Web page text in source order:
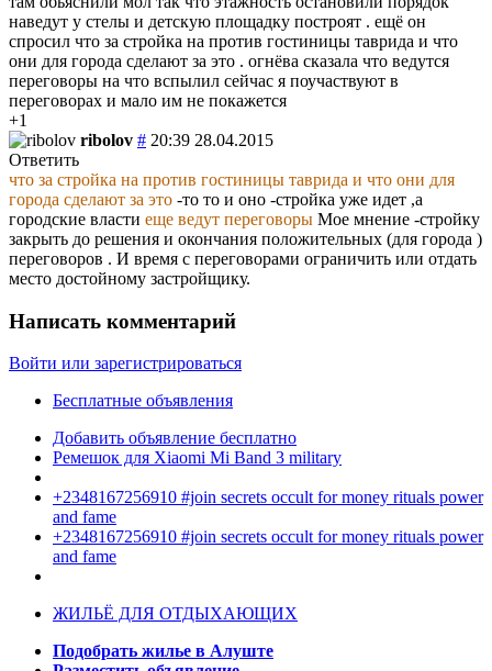
наведут у стелы и детскую площадку построят . ещё он
спросил что за стройка на против гостиницы таврида и что
они для города сделают за это . огнёва сказала что ведутся
переговоры на что вспылил сейчас я поучаствуют в
переговорах и мало им не покажется
+1
ribolov # 20:39 28.04.2015
Ответить
что за стройка на против гостиницы таврида и что они для
города сделают за это -то то и оно -стройка уже идет ,а
городские власти еще ведут переговоры Мое мнение -стройку
закрыть до решения и окончания положительных (для города )
переговоров . И время с переговорами ограничить или отдать
место достойному застройщику.
Написать комментарий
Войти или зарегистрироваться
Бесплатные объявления
Добавить объявление бесплатно
Ремешок для Xiaomi Mi Band 3 military
+2348167256910 #join secrets occult for money rituals power
and fame
+2348167256910 #join secrets occult for money rituals power
and fame
ЖИЛЬЁ ДЛЯ ОТДЫХАЮЩИХ
Подобрать жилье в Алуште